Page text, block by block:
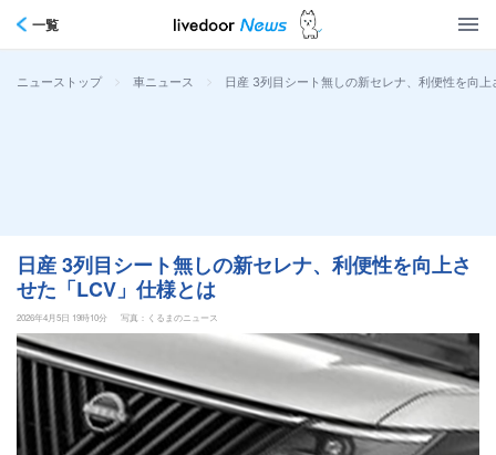
一覧
ニューストップ > 車ニュース > 日産 3列目シート無しの新セレナ、利便性を向
日産 3列目シート無しの新セレナ、利便性を向上さ
せた「LCV」仕様とは
2026年4月5日 19時10分 写真：くるまのニュース